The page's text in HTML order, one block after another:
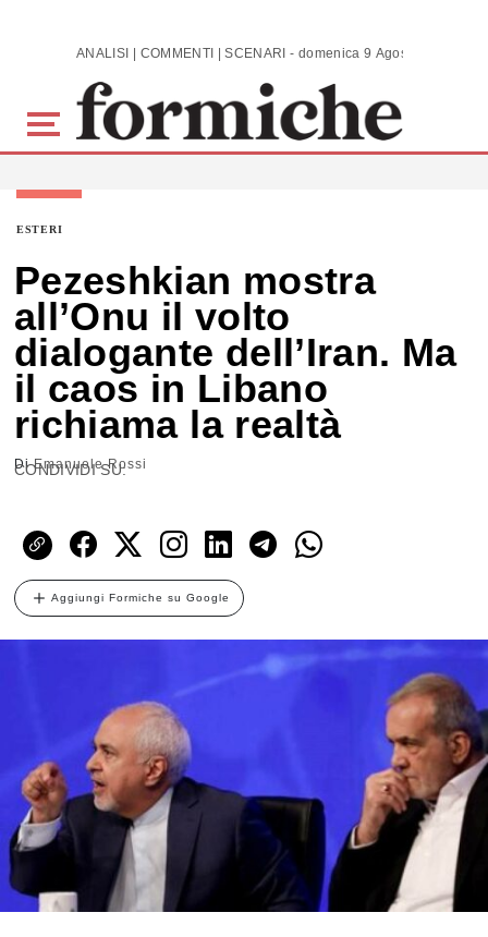
Skip to main content ANALISI | COMMENTI | SCENARI - domenica 9 Agosto 2026
ESTERI
Pezeshkian mostra
all’Onu il volto
dialogante dell’Iran. Ma
il caos in Libano
richiama la realtà
DiEmanuele Rossi
CONDIVIDI SU:
Aggiungi Formiche su Google